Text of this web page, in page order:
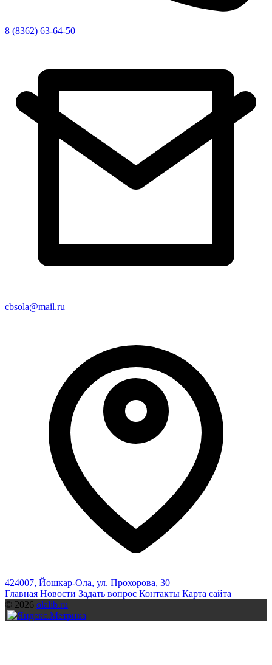
8 (8362) 63-64-50
cbsola@mail.ru
424007, Йошкар-Ола, ул. Прохорова, 30
Главная Новости Задать вопрос Контакты Карта сайта
© 2026 olalib.ru